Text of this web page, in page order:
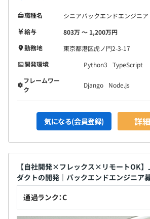
◆評価実施：年2回（6カ月ごと）
し各々がタスクと目標を定めます。
その後、半期の終わりに面談を実施し
達成度合いに応じてスコア化します。
実績はもちろんプロセスやスキル、マ
し、評価をします。
・マネジャー：3名
・エンジニア（正社員・業務委託）：
職種名
シニアバックエンドエンジニア
給与
803万 〜 1,200万円
勤務地
東京都港区虎ノ門2-3-17
開発環境
Python3
TypeScript
フレームワー
ク
Django Node.js
気になる(会員登録) 詳
【自社開発×フレックス×リモートOK】
ダクトの開発｜バックエンドエンジニア
通過ランク：C